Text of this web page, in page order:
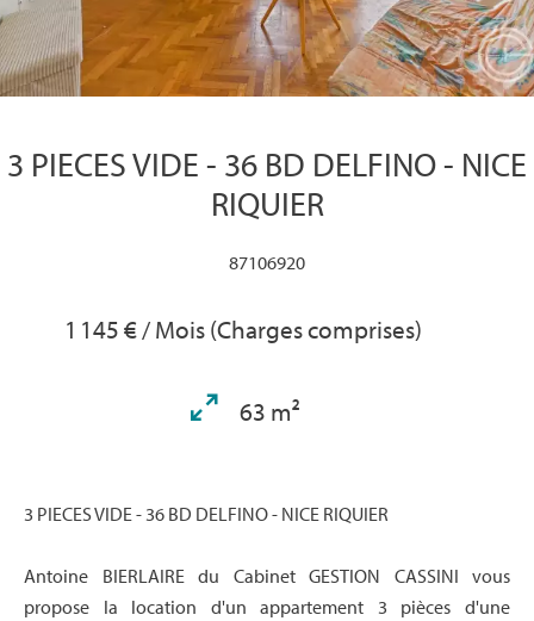
3 PIECES VIDE - 36 BD DELFINO - NICE
RIQUIER
87106920
1 145 € / Mois (Charges comprises)
63 m²
3 PIECES VIDE - 36 BD DELFINO - NICE RIQUIER
Antoine BIERLAIRE du Cabinet GESTION CASSINI vous
propose la location d'un appartement 3 pièces d'une